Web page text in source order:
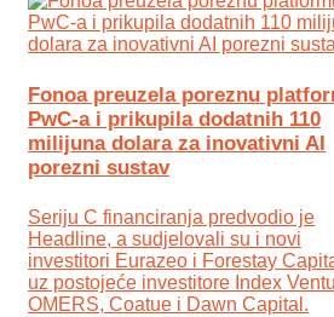
Fonoa preuzela poreznu
PwC-a i prikupila dodatnih 110
milijuna dolara za inovativni AI
porezni sustav
Seriju C financiranja predvodio je
Headline, a sudjelovali su i novi
investitori Eurazeo i Forestay
uz postojeće investitore Index
OMERS, Coatue i Dawn Capital.